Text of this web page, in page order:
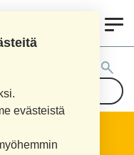
evästeistä